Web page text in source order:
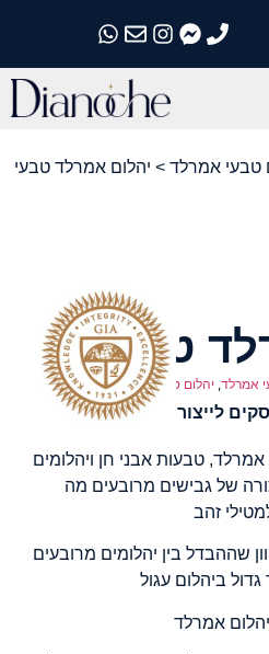
התקשרו אלינו
התקשרו אלינו
התקשרו אלינו
התקשרו אלינו
התקשרו אלינו
טבעי אמרלד > יהלום אמרלד טבעי
טבעי
אמרלד, יהלום טבעי אשר ,יהלומים
טבעות אבני חן ויהלומים
של גבישים מרובעים מה
זהב
שההבדל בין יהלומים מרובעים
ביהלום עגול